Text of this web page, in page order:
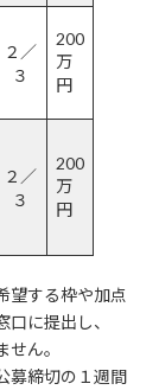
２／
３
200
万
円
２／
３
200
万
円
望する枠や加点
に提出し、
ん。
募締切の１週間